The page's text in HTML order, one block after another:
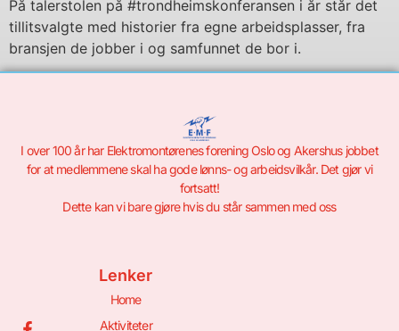
På talerstolen på #trondheimskonferansen i år står det
tillitsvalgte med historier fra egne arbeidsplasser, fra
bransjen de jobber i og samfunnet de bor i.
I over 100 år har Elektromontørenes forening Oslo og Akershus jobbet
for at medlemmene skal ha gode lønns- og arbeidsvilkår. Det gjør vi
fortsatt!
Dette kan vi bare gjøre hvis du står sammen med oss
Lenker
Home
Aktiviteter